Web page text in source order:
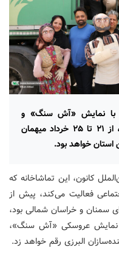
با نمایش «آش سنگ» و
ویژه‌برنامه‌های متنوع فرهنگی و هنری، از ۲۱ تا ۲۵ خرداد میهمان
استان خواهد بود.
کانون، این تماشاخانه که‌
فعالیت می‌کند، پیش از
سمنان و خراسان شمالی بود،
نمایش عروسکی «آش سنگ»،
البرزی رقم خواهد زد.